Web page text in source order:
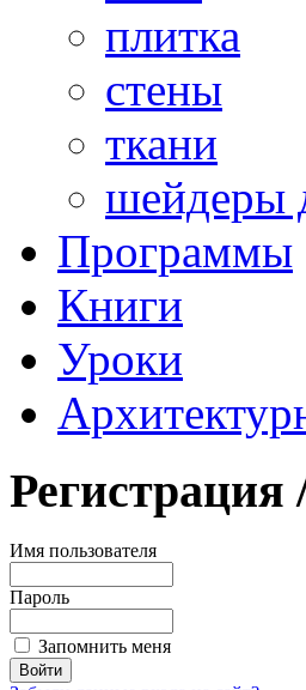
плитка
стены
ткани
шейдеры
Программы
Книги
Уроки
Регистрация
Имя пользователя
Пароль
Запомнить меня